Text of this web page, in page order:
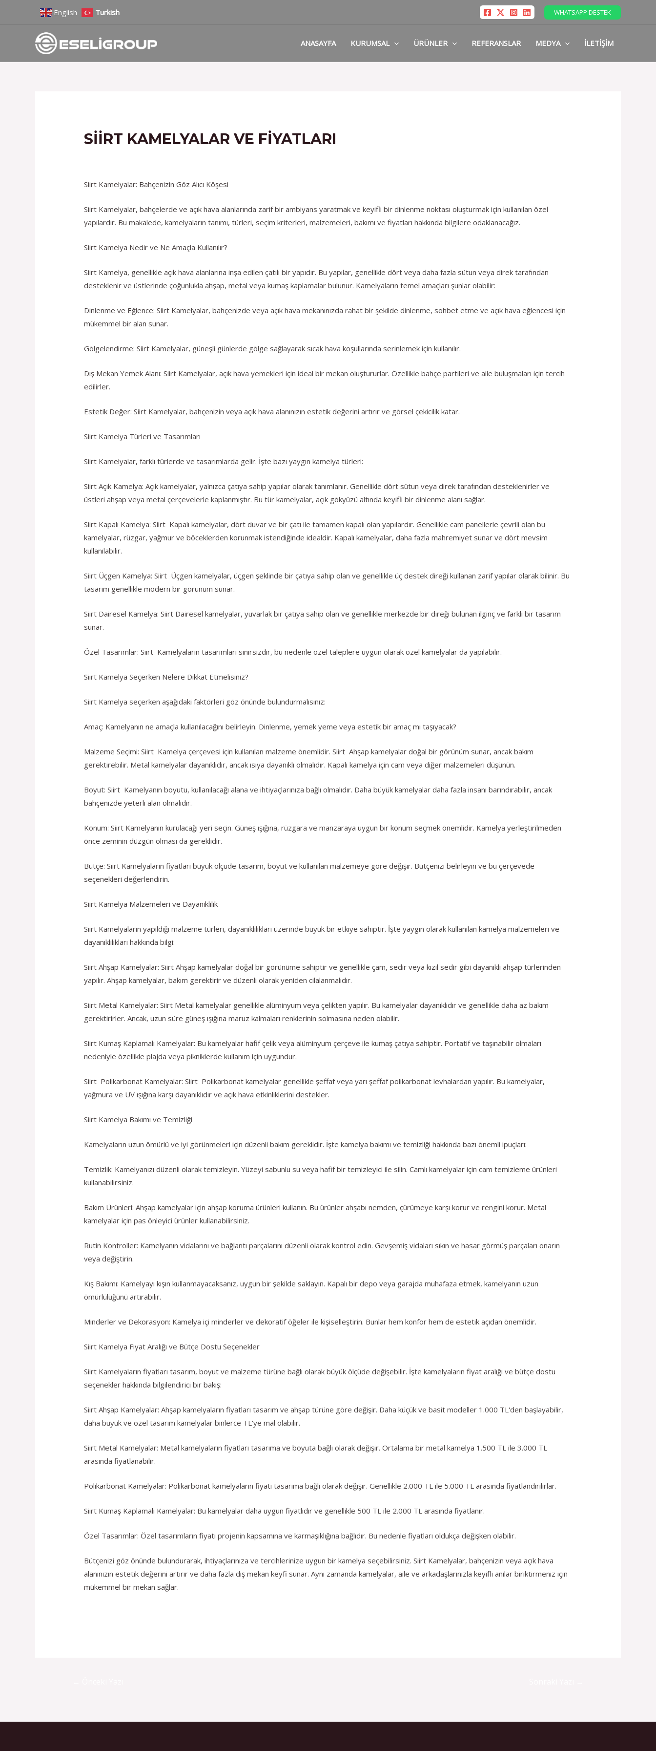
English Turkish WHATSAPP DESTEK
ANASAYFA KURUMSAL ÜRÜNLER REFERANSLAR MEDYA İLETIŞIM
SIIRT KAMELYALAR VE FIYATLARI
Siirt Kamelyalar: Bahçenizin Göz Alıcı Köşesi
Siirt Kamelyalar, bahçelerde ve açık hava alanlarında zarif bir ambiyans yaratmak ve keyifli bir dinlenme noktası oluşturmak için kullanılan özel
yapılardır. Bu makalede, kamelyaların tanımı, türleri, seçim kriterleri, malzemeleri, bakımı ve fiyatları hakkında bilgilere odaklanacağız.
Siirt Kamelya Nedir ve Ne Amaçla Kullanılır?
Siirt Kamelya, genellikle açık hava alanlarına inşa edilen çatılı bir yapıdır. Bu yapılar, genellikle dört veya daha fazla sütun veya direk tarafından
desteklenir ve üstlerinde çoğunlukla ahşap, metal veya kumaş kaplamalar bulunur. Kamelyaların temel amaçları şunlar olabilir:
Dinlenme ve Eğlence: Siirt Kamelyalar, bahçenizde veya açık hava mekanınızda rahat bir şekilde dinlenme, sohbet etme ve açık hava eğlencesi için
mükemmel bir alan sunar.
Gölgelendirme: Siirt Kamelyalar, güneşli günlerde gölge sağlayarak sıcak hava koşullarında serinlemek için kullanılır.
Dış Mekan Yemek Alanı: Siirt Kamelyalar, açık hava yemekleri için ideal bir mekan oluştururlar. Özellikle bahçe partileri ve aile buluşmaları için tercih
edilirler.
Estetik Değer: Siirt Kamelyalar, bahçenizin veya açık hava alanınızın estetik değerini artırır ve görsel çekicilik katar.
Siirt Kamelya Türleri ve Tasarımları
Siirt Kamelyalar, farklı türlerde ve tasarımlarda gelir. İşte bazı yaygın kamelya türleri:
Siirt Açık Kamelya: Açık kamelyalar, yalnızca çatıya sahip yapılar olarak tanımlanır. Genellikle dört sütun veya direk tarafından desteklenirler ve
üstleri ahşap veya metal çerçevelerle kaplanmıştır. Bu tür kamelyalar, açık gökyüzü altında keyifli bir dinlenme alanı sağlar.
Siirt Kapalı Kamelya: Siirt Kapalı kamelyalar, dört duvar ve bir çatı ile tamamen kapalı olan yapılardır. Genellikle cam panellerle çevrili olan bu
kamelyalar, rüzgar, yağmur ve böceklerden korunmak istendiğinde idealdir. Kapalı kamelyalar, daha fazla mahremiyet sunar ve dört mevsim
kullanılabilir.
Siirt Üçgen Kamelya: Siirt Üçgen kamelyalar, üçgen şeklinde bir çatıya sahip olan ve genellikle üç destek direği kullanan zarif yapılar olarak bilinir. Bu
tasarım genellikle modern bir görünüm sunar.
Siirt Dairesel Kamelya: Siirt Dairesel kamelyalar, yuvarlak bir çatıya sahip olan ve genellikle merkezde bir direği bulunan ilginç ve farklı bir tasarım
sunar.
Özel Tasarımlar: Siirt Kamelyaların tasarımları sınırsızdır, bu nedenle özel taleplere uygun olarak özel kamelyalar da yapılabilir.
Siirt Kamelya Seçerken Nelere Dikkat Etmelisiniz?
Siirt Kamelya seçerken aşağıdaki faktörleri göz önünde bulundurmalısınız:
Amaç: Kamelyanın ne amaçla kullanılacağını belirleyin. Dinlenme, yemek yeme veya estetik bir amaç mı taşıyacak?
Malzeme Seçimi: Siirt Kamelya çerçevesi için kullanılan malzeme önemlidir. Siirt Ahşap kamelyalar doğal bir görünüm sunar, ancak bakım
gerektirebilir. Metal kamelyalar dayanıklıdır, ancak ısıya dayanıklı olmalıdır. Kapalı kamelya için cam veya diğer malzemeleri düşünün.
Boyut: Siirt Kamelyanın boyutu, kullanılacağı alana ve ihtiyaçlarınıza bağlı olmalıdır. Daha büyük kamelyalar daha fazla insanı barındırabilir, ancak
bahçenizde yeterli alan olmalıdır.
Konum: Siirt Kamelyanın kurulacağı yeri seçin. Güneş ışığına, rüzgara ve manzaraya uygun bir konum seçmek önemlidir. Kamelya yerleştirilmeden
önce zeminin düzgün olması da gereklidir.
Bütçe: Siirt Kamelyaların fiyatları büyük ölçüde tasarım, boyut ve kullanılan malzemeye göre değişir. Bütçenizi belirleyin ve bu çerçevede
seçenekleri değerlendirin.
Siirt Kamelya Malzemeleri ve Dayanıklılık
Siirt Kamelyaların yapıldığı malzeme türleri, dayanıklılıkları üzerinde büyük bir etkiye sahiptir. İşte yaygın olarak kullanılan kamelya malzemeleri ve
dayanıklılıkları hakkında bilgi:
Siirt Ahşap Kamelyalar: Siirt Ahşap kamelyalar doğal bir görünüme sahiptir ve genellikle çam, sedir veya kızıl sedir gibi dayanıklı ahşap türlerinden
yapılır. Ahşap kamelyalar, bakım gerektirir ve düzenli olarak yeniden cilalanmalıdır.
Siirt Metal Kamelyalar: Siirt Metal kamelyalar genellikle alüminyum veya çelikten yapılır. Bu kamelyalar dayanıklıdır ve genellikle daha az bakım
gerektirirler. Ancak, uzun süre güneş ışığına maruz kalmaları renklerinin solmasına neden olabilir.
Siirt Kumaş Kaplamalı Kamelyalar: Bu kamelyalar hafif çelik veya alüminyum çerçeve ile kumaş çatıya sahiptir. Portatif ve taşınabilir olmaları
nedeniyle özellikle plajda veya pikniklerde kullanım için uygundur.
Siirt Polikarbonat Kamelyalar: Siirt Polikarbonat kamelyalar genellikle şeffaf veya yarı şeffaf polikarbonat levhalardan yapılır. Bu kamelyalar,
yağmura ve UV ışığına karşı dayanıklıdır ve açık hava etkinliklerini destekler.
Siirt Kamelya Bakımı ve Temizliği
Kamelyaların uzun ömürlü ve iyi görünmeleri için düzenli bakım gereklidir. İşte kamelya bakımı ve temizliği hakkında bazı önemli ipuçları:
Temizlik: Kamelyanızı düzenli olarak temizleyin. Yüzeyi sabunlu su veya hafif bir temizleyici ile silin. Camlı kamelyalar için cam temizleme ürünleri
kullanabilirsiniz.
Bakım Ürünleri: Ahşap kamelyalar için ahşap koruma ürünleri kullanın. Bu ürünler ahşabı nemden, çürümeye karşı korur ve rengini korur. Metal
kamelyalar için pas önleyici ürünler kullanabilirsiniz.
Rutin Kontroller: Kamelyanın vidalarını ve bağlantı parçalarını düzenli olarak kontrol edin. Gevşemiş vidaları sıkın ve hasar görmüş parçaları onarın
veya değiştirin.
Kış Bakımı: Kamelyayı kışın kullanmayacaksanız, uygun bir şekilde saklayın. Kapalı bir depo veya garajda muhafaza etmek, kamelyanın uzun
ömürlülüğünü artırabilir.
Minderler ve Dekorasyon: Kamelya içi minderler ve dekoratif öğeler ile kişiselleştirin. Bunlar hem konfor hem de estetik açıdan önemlidir.
Siirt Kamelya Fiyat Aralığı ve Bütçe Dostu Seçenekler
Siirt Kamelyaların fiyatları tasarım, boyut ve malzeme türüne bağlı olarak büyük ölçüde değişebilir. İşte kamelyaların fiyat aralığı ve bütçe dostu
seçenekler hakkında bilgilendirici bir bakış:
Siirt Ahşap Kamelyalar: Ahşap kamelyaların fiyatları tasarım ve ahşap türüne göre değişir. Daha küçük ve basit modeller 1.000 TL'den başlayabilir,
daha büyük ve özel tasarım kamelyalar binlerce TL'ye mal olabilir.
Siirt Metal Kamelyalar: Metal kamelyaların fiyatları tasarıma ve boyuta bağlı olarak değişir. Ortalama bir metal kamelya 1.500 TL ile 3.000 TL
arasında fiyatlanabilir.
Polikarbonat Kamelyalar: Polikarbonat kamelyaların fiyatı tasarıma bağlı olarak değişir. Genellikle 2.000 TL ile 5.000 TL arasında fiyatlandırılırlar.
Siirt Kumaş Kaplamalı Kamelyalar: Bu kamelyalar daha uygun fiyatlıdır ve genellikle 500 TL ile 2.000 TL arasında fiyatlanır.
Özel Tasarımlar: Özel tasarımların fiyatı projenin kapsamına ve karmaşıklığına bağlıdır. Bu nedenle fiyatları oldukça değişken olabilir.
Bütçenizi göz önünde bulundurarak, ihtiyaçlarınıza ve tercihlerinize uygun bir kamelya seçebilirsiniz. Siirt Kamelyalar, bahçenizin veya açık hava
alanınızın estetik değerini artırır ve daha fazla dış mekan keyfi sunar. Aynı zamanda kamelyalar, aile ve arkadaşlarınızla keyifli anılar biriktirmeniz için
mükemmel bir mekan sağlar.
gezinmesi